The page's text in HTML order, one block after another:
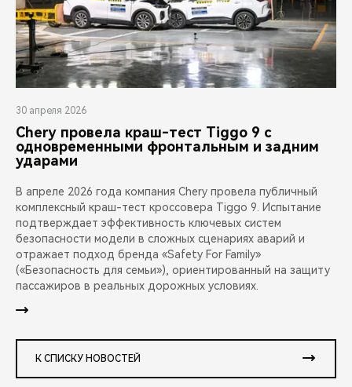
30 апреля 2026
Chery провела краш-тест Tiggo 9 с
одновременными фронтальным и задним
ударами
В апреле 2026 года компания Chery провела публичный
комплексный краш-тест кроссовера Tiggo 9. Испытание
подтверждает эффективность ключевых систем
безопасности модели в сложных сценариях аварий и
отражает подход бренда «Safety For Family»
(«Безопасность для семьи»), ориентированный на защиту
пассажиров в реальных дорожных условиях.
К СПИСКУ НОВОСТЕЙ